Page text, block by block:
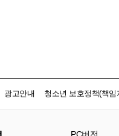
광고안내 청소년 보호정책(책임